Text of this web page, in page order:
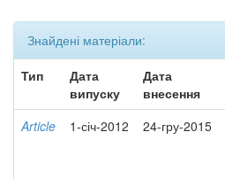
Знайдені матеріали:
Тип
Дата
випуску
Дата
внесення
Article 1-січ-2012 24-гру-2015